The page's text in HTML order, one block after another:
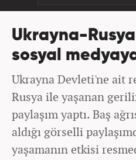
Ukrayna-
sosyal
Ukrayna Devleti'ne ait
Rusya ile yaşanan
paylaşım yaptı. Baş
aldığı görselli
yaşamanın etkisi